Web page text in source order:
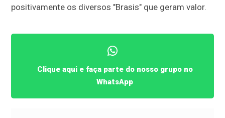
positivamente os diversos "Brasis" que geram valor.
Clique aqui e faça parte do nosso grupo no
WhatsApp